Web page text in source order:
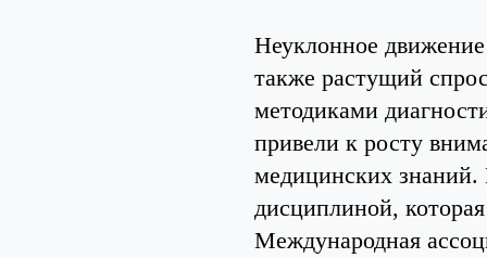
Неуклонное
также растущий
методиками
привели к росту
медицинских знаний.
дисциплиной,
Международная